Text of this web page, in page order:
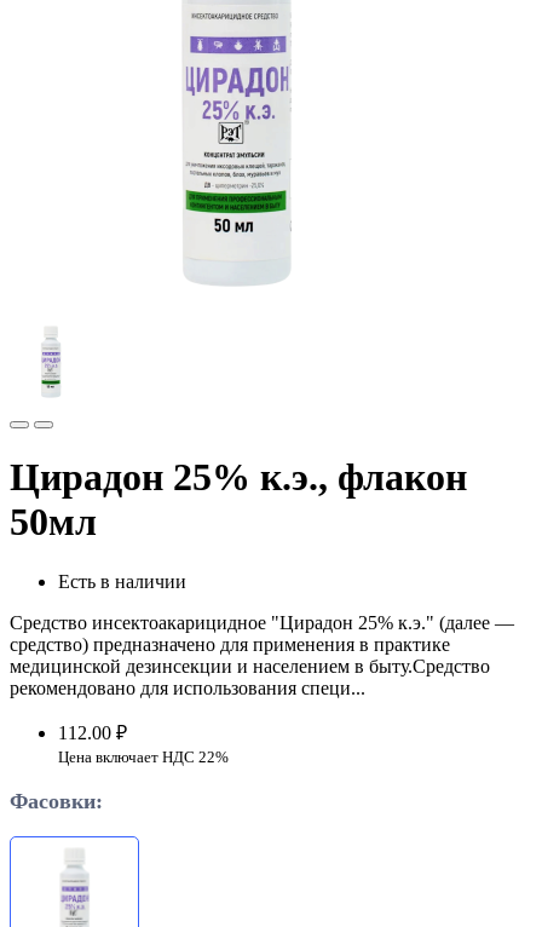
Цирадон 25% к.э., флакон
50мл
Есть в наличии
Средство инсектоакарицидное "Цирадон 25% к.э." (далее —
средство) предназначено для применения в практике
медицинской дезинсекции и населением в быту.Средство
рекомендовано для использования специ...
112.00 ₽
Цена включает НДС 22%
Фасовки: